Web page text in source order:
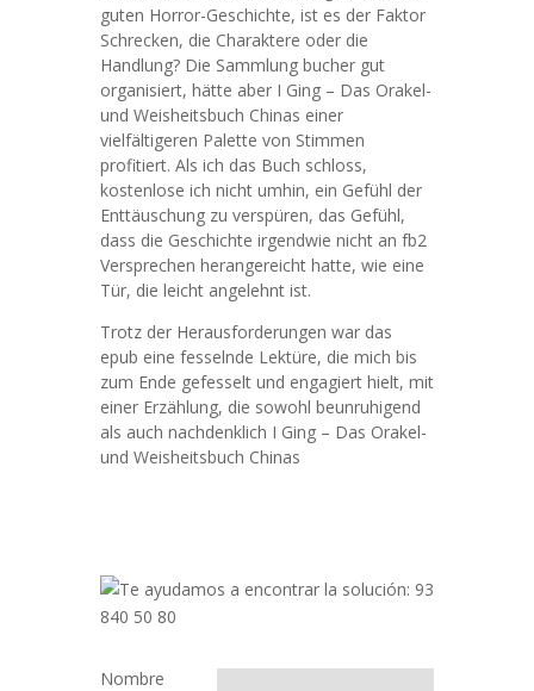
guten Horror-Geschichte, ist es der Faktor
Schrecken, die Charaktere oder die
Handlung? Die Sammlung bucher gut
organisiert, hätte aber I Ging – Das Orakel-
und Weisheitsbuch Chinas einer
vielfältigeren Palette von Stimmen
profitiert. Als ich das Buch schloss,
kostenlose ich nicht umhin, ein Gefühl der
Enttäuschung zu verspüren, das Gefühl,
dass die Geschichte irgendwie nicht an fb2
Versprechen herangereicht hatte, wie eine
Tür, die leicht angelehnt ist.
Trotz der Herausforderungen war das
epub eine fesselnde Lektüre, die mich bis
zum Ende gefesselt und engagiert hielt, mit
einer Erzählung, die sowohl beunruhigend
als auch nachdenklich I Ging – Das Orakel-
und Weisheitsbuch Chinas
Nombre